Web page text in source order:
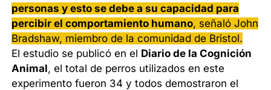
personas y esto se debe a su capacidad para
percibir el comportamiento humano, señaló John
Bradshaw, miembro de la comunidad de Bristol.
El estudio se publicó en el Diario de la Cognición
Animal, el total de perros utilizados en este
experimento fueron 34 y todos demostraron el